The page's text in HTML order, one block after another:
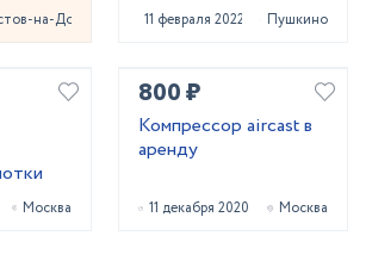
на-Дону 11 февраля 2022 Пушкино
Москва
800 ₽
Компрессор aircast в
аренду
11 декабря 2020 Москва